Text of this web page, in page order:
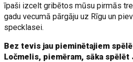
īpaši izcelt gribētos mūsu pirmās
gadu vecumā pārgāju uz Rīgu un
specklasei.
Bez tevis jau pieminētajiem
Ločmelis, piemēram, sāka